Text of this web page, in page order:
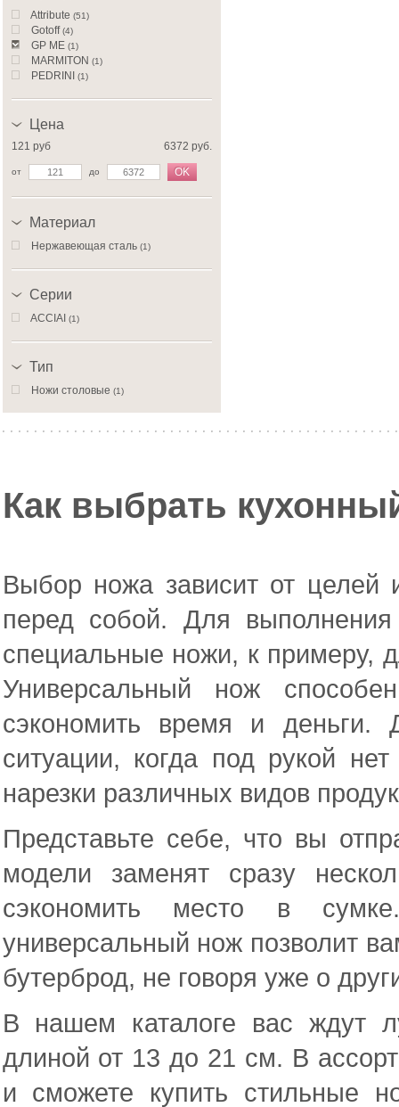
Attribute (51)
Gotoff(4)
GP ME (1)
MARMITON (1)
PEDRINI (1)
Цена
121 руб 6372 руб.
от до OK
Материал
Нержавеющая сталь (1)
Серии
ACCIAI (1)
Тип
Ножи столовые (1)
Как выбрать
Выбор ножа зависит от целей
перед собой. Для выполнения
специальные ножи, к примеру,
Универсальный нож
сэкономить время и
ситуации, когда под рукой
нарезки различных видов
Представьте себе, что вы
модели заменят сразу
сэкономить место в
универсальный нож позволит
бутерброд, не говоря уже о
В нашем каталоге вас ждут
длиной от 13 до 21 см. В
и сможете купить стильные